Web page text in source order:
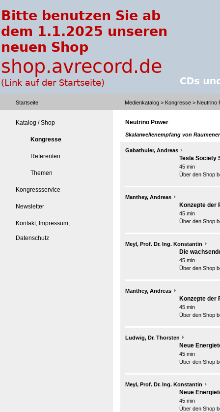
Startseite Medienkatalog > Kongresse > Neutrino
Katalog / Shop
Kongresse
Referenten
Themen
Kongressservice
Newsletter
Kontakt, Impressum,
Datenschutz
Neutrino Power
Skalarwellenempfang von
Gabathuler, Andreas
Tesla Society
45 min
Über den Shop
Manthey, Andreas
Konzepte der
45 min
Über den Shop
Meyl, Prof. Dr. Ing. Konstantin
Die
45 min
Über den Shop
Manthey, Andreas
Konzepte der
45 min
Über den Shop
Ludwig, Dr. Thorsten
Neue
45 min
Über den Shop
Meyl, Prof. Dr. Ing. Konstantin
Neue
45 min
Über den Shop